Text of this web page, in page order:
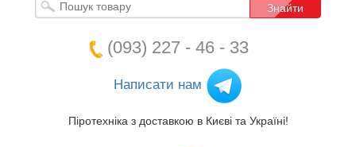
Знайти
(093) 227 - 46 - 33
Написати нам
Піротехніка з доставкою в Києві та Україні!